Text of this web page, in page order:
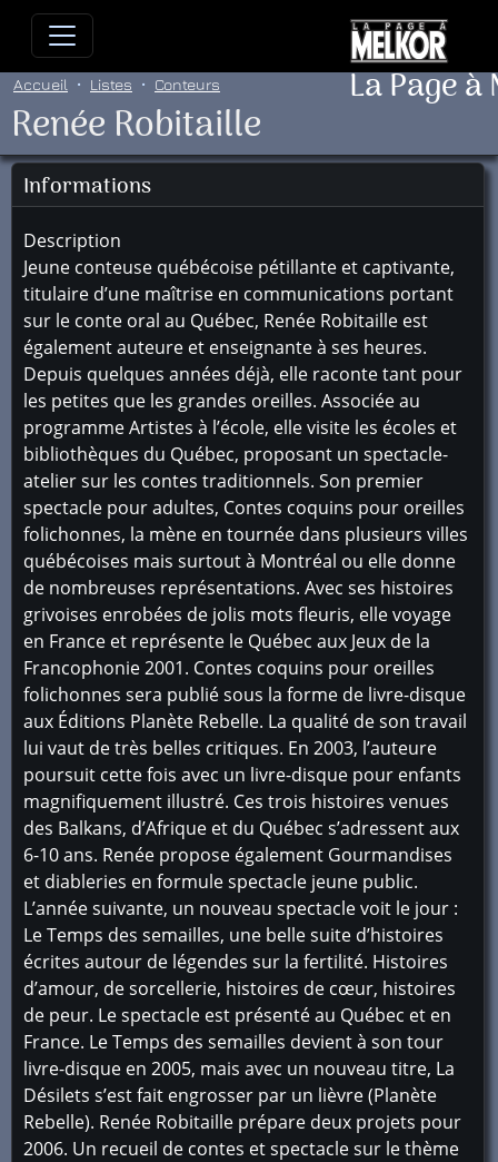
Allez directement au contenu
La Page
Accueil Listes Conteurs
Renée Robitaille
Informations
Description
Jeune conteuse québécoise pétillante et captivante,
titulaire d’une maîtrise en communications portant
sur le conte oral au Québec, Renée Robitaille est
également auteure et enseignante à ses heures.
Depuis quelques années déjà, elle raconte tant pour
les petites que les grandes oreilles. Associée au
programme Artistes à l’école, elle visite les écoles et
bibliothèques du Québec, proposant un spectacle-
atelier sur les contes traditionnels. Son premier
spectacle pour adultes, Contes coquins pour oreilles
folichonnes, la mène en tournée dans plusieurs villes
québécoises mais surtout à Montréal ou elle donne
de nombreuses représentations. Avec ses histoires
grivoises enrobées de jolis mots fleuris, elle voyage
en France et représente le Québec aux Jeux de la
Francophonie 2001. Contes coquins pour oreilles
folichonnes sera publié sous la forme de livre-disque
aux Éditions Planète Rebelle. La qualité de son travail
lui vaut de très belles critiques. En 2003, l’auteure
poursuit cette fois avec un livre-disque pour enfants
magnifiquement illustré. Ces trois histoires venues
des Balkans, d’Afrique et du Québec s’adressent aux
6-10 ans. Renée propose également Gourmandises
et diableries en formule spectacle jeune public.
L’année suivante, un nouveau spectacle voit le jour :
Le Temps des semailles, une belle suite d’histoires
écrites autour de légendes sur la fertilité. Histoires
d’amour, de sorcellerie, histoires de cœur, histoires
de peur. Le spectacle est présenté au Québec et en
France. Le Temps des semailles devient à son tour
livre-disque en 2005, mais avec un nouveau titre, La
Désilets s’est fait engrosser par un lièvre (Planète
Rebelle). Renée Robitaille prépare deux projets pour
2006. Un recueil de contes et spectacle sur le thème